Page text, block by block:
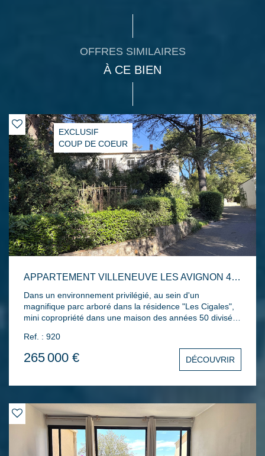
OFFRES SIMILAIRES
À CE BIEN
EXCLUSIF
COUP DE COEUR
APPARTEMENT VILLENEUVE LES AVIGNON 4 PIÈCES 67 M2 AVEC TERRASSE ET JARDIN
Dans un environnement privilégié, au sein d'un
magnifique parc arboré dans la résidence "Les Cigales",
mini copropriété dans une maison des années 50 divisée
l'appartement entièrement rénové en 2021 comprend une
entrée, une cuisine équipée et aménagée ouvrant sur le
séjour avec sa terrasse, deux chambres et un bureau,
une salle d'eau et un WC. Le plus, un jardin non attenant
d'environ 100m² et facilité de stationnement.
Ref. : 920
265 000 € DÉCOUVRIR